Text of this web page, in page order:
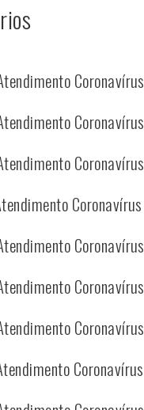
Coronavírus
Coronavírus
Coronavírus
Coronavírus
Coronavírus
Coronavírus
Coronavírus
Coronavírus